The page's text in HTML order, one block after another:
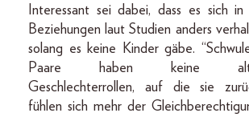
Interessant sei dabei, dass es sich in
Beziehungen laut Studien anders
solang es keine Kinder gäbe.
Paare haben keine
Geschlechterrollen, auf die sie
fühlen sich mehr der